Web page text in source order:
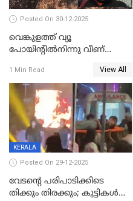
Posted On 30-12-2025
വെങ്കുളത്ത് വ്യൂ
പോയിന്റിൽനിന്നു വീണ്
1 Min Read View All
KERALA
Posted On 29-12-2025
വേടന്റെ പരിപാടിക്കിടെ
തിക്കും തിരക്കും; കുട്ടികള്‍